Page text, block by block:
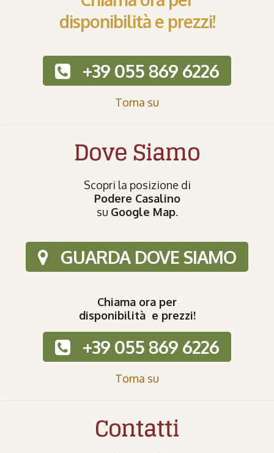
disponibilità e prezzi!
+39 055 869 6226
Torna su
Dove Siamo
Scopri la posizione di
Podere Casalino
su Google Map.
GUARDA DOVE SIAMO
Chiama ora per
disponibilità e prezzi!
+39 055 869 6226
Torna su
Contatti